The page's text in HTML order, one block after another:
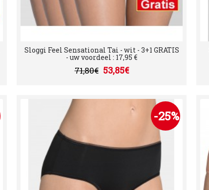
Sloggi Feel Sensational Tai - wit - 3+1 GRATIS
- uw voordeel : 17,95 €
71,80€ 53,85€
-25%